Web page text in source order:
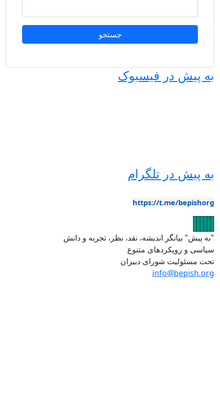
پیش در فیسبوک
پیش در تلگرام
https://t.me/
پیش" بیانگر اندیشه، نقد، نظر، تجربه و دانش
و رویکردهای متنوع
مسئولیت شورای دبیران